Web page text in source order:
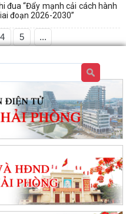
đua “Đẩy mạnh cải cách hành
đoạn 2026-2030”
4 5 ...